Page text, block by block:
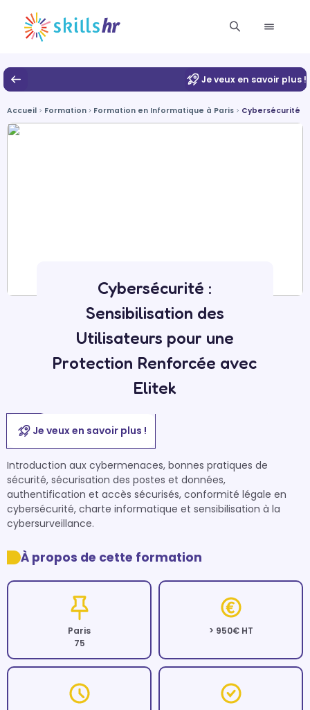
Je veux en savoir plus !
Accueil Formation Formation en Informatique à Paris Cybersécurité :
Cybersécurité :
Sensibilisation des
Utilisateurs pour une
Protection Renforcée avec
Elitek
Je veux en savoir plus !
Introduction aux cybermenaces, bonnes pratiques de
sécurité, sécurisation des postes et données,
authentification et accès sécurisés, conformité légale en
cybersécurité, charte informatique et sensibilisation à la
cybersurveillance.
À propos de cette formation
Paris
75
> 950€ HT